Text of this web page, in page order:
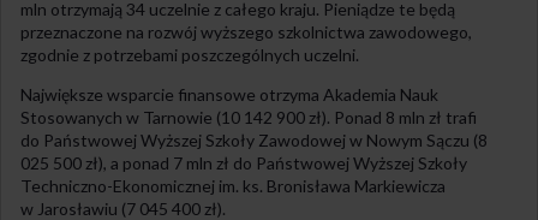
mln otrzymają 34 uczelnie z całego kraju. Pieniądze te będą
przeznaczone na rozwój wyższego szkolnictwa zawodowego,
zgodnie z potrzebami poszczególnych uczelni.
Największe wsparcie finansowe otrzyma Akademia Nauk
Stosowanych w Tarnowie (10 142 900 zł). Ponad 8 mln zł trafi
do Państwowej Wyższej Szkoły Zawodowej w Nowym Sączu (8
025 500 zł), a ponad 7 mln zł do Państwowej Wyższej Szkoły
Techniczno-Ekonomicznej im. ks. Bronisława Markiewicza
w Jarosławiu (7 045 400 zł).